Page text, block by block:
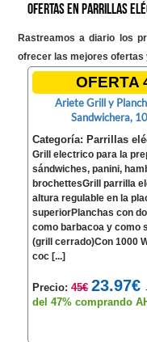
Ofertas en Parrillas
Rastreamos a diario los
ofrecer las mejores ofertas
OFERTA
Ariete Grill y
Sandwichera,
Categoría: Parrillas
Grill electrico para la
sándwiches, panini,
brochettesGrill parrilla
altura regulable en la
superiorPlanchas con
como barbacoa y como
(grill cerrado)Con 1000
coc [...]
Precio:45€ 23.97€
del 47% comprando